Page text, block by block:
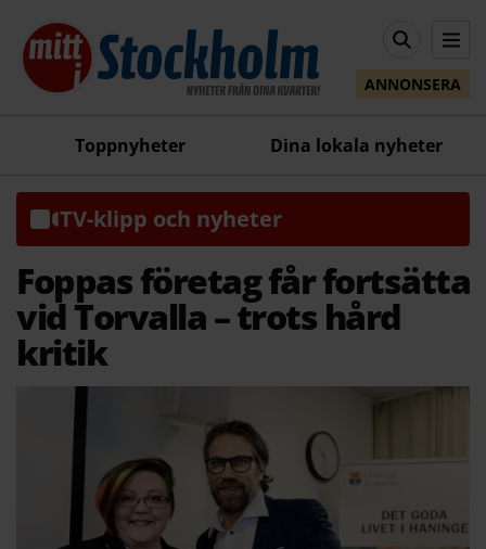
ANNONSERA
Toppnyheter Dina lokala nyheter
TV-klipp och nyheter
Foppas företag får fortsätta
vid Torvalla – trots hård
kritik